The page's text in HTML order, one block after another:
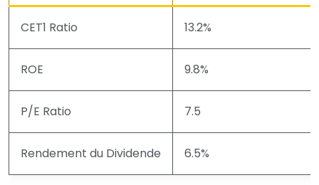
CET1 Ratio 13.2%
ROE 9.8%
P/E Ratio 7.5
Rendement du Dividende 6.5%